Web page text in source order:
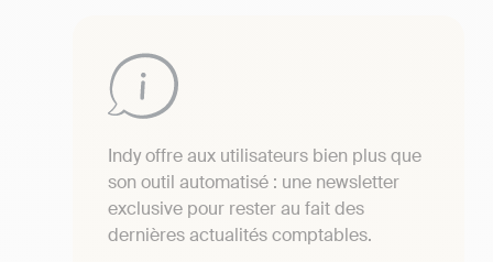
Indy offre aux utilisateurs bien plus que
son outil automatisé : une newsletter
exclusive pour rester au fait des
dernières actualités comptables.